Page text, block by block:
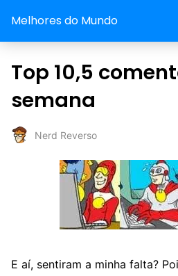
Melhores do Mundo
Top 10,5
semana
Nerd Reverso
E aí, sentiram a minha falta?